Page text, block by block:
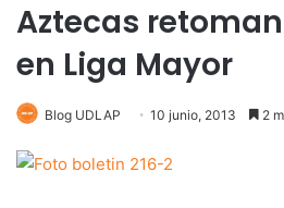
Aztecas
en Liga Mayor
Blog UDLAP 10 junio, 2013 2